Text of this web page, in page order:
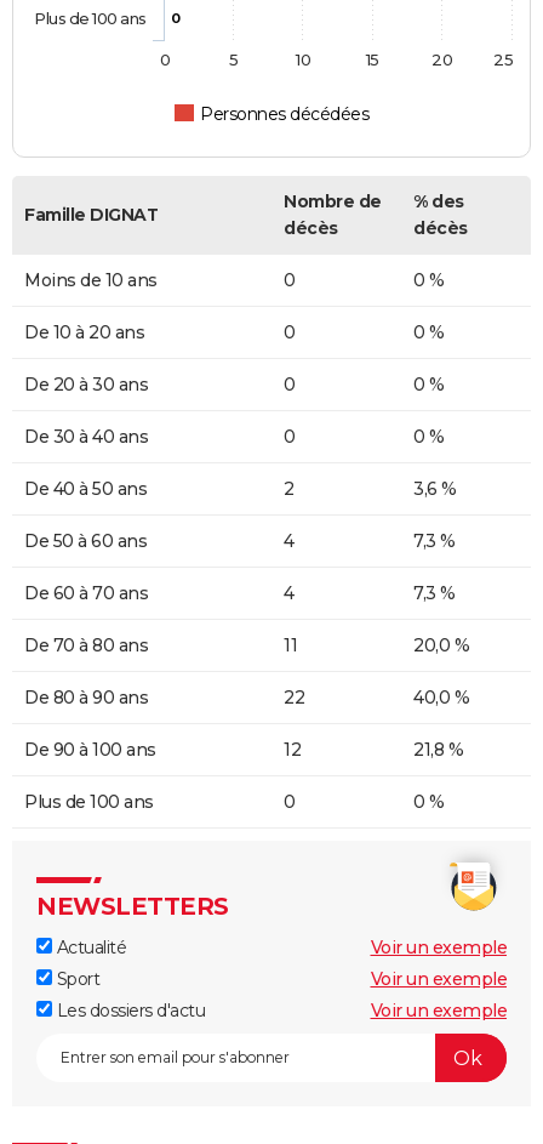
0
Personnes décédées
Plus de 100 ans
0 5 10 15 20 25
Famille DIGNAT
Nombre de
décès
% des
décès
Moins de 10 ans 0 0 %
De 10 à 20 ans 0 0 %
De 20 à 30 ans 0 0 %
De 30 à 40 ans 0 0 %
De 40 à 50 ans 2 3,6 %
De 50 à 60 ans 4 7,3 %
De 60 à 70 ans 4 7,3 %
De 70 à 80 ans 11 20,0 %
De 80 à 90 ans 22 40,0 %
De 90 à 100 ans 12 21,8 %
Plus de 100 ans 0 0 %
NEWSLETTERS
Actualité
Voir un exemple
Sport
Voir un exemple
Les dossiers d'actu
Voir un exemple